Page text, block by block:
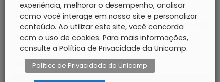
05 ago 2026
Casa do Lago exibe “São Paulo, Sociedade Anônima”
em edição especial após 60 anos
Categorias
experiência, melhorar o desempenho, analisar
como você interage em nosso site e personalizar
conteúdo. Ao utilizar este site, você concorda
com o uso de cookies. Para mais informações,
consulte a Política de Privacidade da Unicamp.
Política de Privacidade da Unicamp